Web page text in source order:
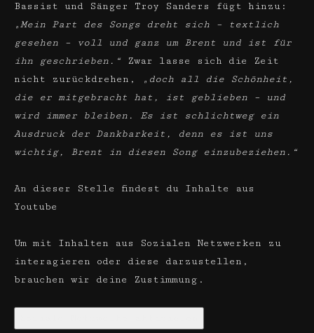
Bassist und Sänger Troy Sanders fügt hinzu:
„Mein Part des Songs dreht sich – textlich
gesehen – voll und ganz um Brent und ist für
ihn geschrieben.“ Zwar lasse sich die Zeit
nicht zurückdrehen,
„doch all die Schönheit,
die er mitgebracht hat, ist geblieben – und
wird immer bleiben. Es ist schlichtweg ein
Ausdruck der Dankbarkeit, denn es ist uns
wichtig, Brent in diesen Song einzubeziehen.“
An dieser Stelle findest du Inhalte aus
Youtube
Um mit Inhalten aus Sozialen Netzwerken zu
interagieren oder diese darzustellen,
brauchen wir deine Zustimmung.